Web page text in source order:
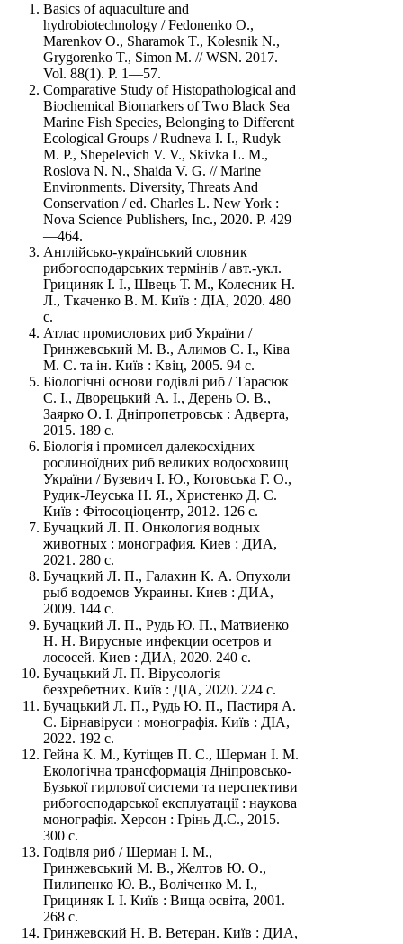
Basics of aquaculture and
hydrobiotechnology / Fedonenko O.,
Marenkov O., Sharamok T., Kolesnik N.,
Grygorenko T., Simon M. // WSN. 2017.
Vol. 88(1). P. 1—57.
Comparative Study of Histopathological and
Biochemical Biomarkers of Two Black Sea
Marine Fish Species, Belonging to Different
Ecological Groups / Rudneva I. I., Rudyk
M. P., Shepelevich V. V., Skivka L. М.,
Roslova N. N., Shaida V. G. // Marine
Environments. Diversity, Threats And
Conservation / ed. Charles L. New York :
Nova Science Publishers, Inc., 2020. P. 429
—464.
Англійсько-український словник
рибогосподарських термінів / авт.-укл.
Грициняк І. І., Швець Т. М., Колесник Н.
Л., Ткаченко В. М. Київ : ДІА, 2020. 480
с.
Атлас промислових риб України /
Гринжевський М. В., Алимов С. І., Ківа
М. С. та ін. Київ : Квіц, 2005. 94 с.
Біологічні основи годівлі риб / Тарасюк
С. І., Дворецький А. І., Дерень О. В.,
Заярко О. І. Дніпропетровськ : Адверта,
2015. 189 с.
Біологія і промисел далекосхідних
рослиноїдних риб великих водосховищ
України / Бузевич І. Ю., Котовська Г. О.,
Рудик-Леуська Н. Я., Христенко Д. С.
Київ : Фітосоціоцентр, 2012. 126 с.
Бучацкий Л. П. Онкология водных
животных : монография. Киев : ДИА,
2021. 280 с.
Бучацкий Л. П., Галахин К. А. Опухоли
рыб водоемов Украины. Киев : ДИА,
2009. 144 с.
Бучацкий Л. П., Рудь Ю. П., Матвиенко
Н. Н. Вирусные инфекции осетров и
лососей. Киев : ДИА, 2020. 240 с.
Бучацький Л. П. Вірусологія
безхребетних. Київ : ДІА, 2020. 224 с.
Бучацький Л. П., Рудь Ю. П., Пастиря А.
С. Бірнавіруси : монографія. Київ : ДІА,
2022. 192 с.
Гейна К. М., Кутіщев П. С., Шерман І. М.
Екологічна трансформація Дніпровсько-
Бузької гирлової системи та перспективи
рибогосподарської експлуатації : наукова
монографія. Херсон : Грінь Д.С., 2015.
300 с.
Годівля риб / Шерман І. М.,
Гринжевський М. В., Желтов Ю. О.,
Пилипенко Ю. В., Воліченко М. І.,
Грициняк І. І. Київ : Вища освіта, 2001.
268 с.
Гринжевский Н. В. Ветеран. Київ : ДИА,